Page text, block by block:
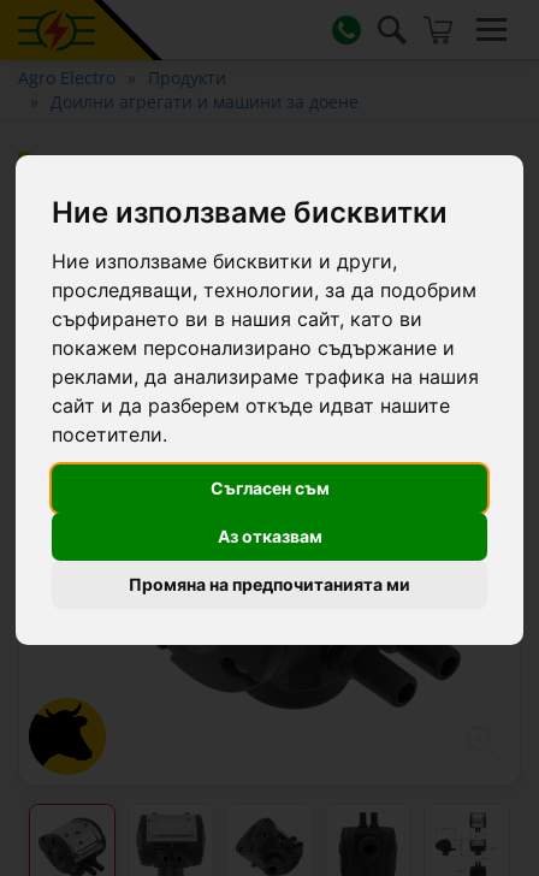
Ние използваме бисквитки
Ние използваме бисквитки и други,
проследяващи, технологии, за да подобрим
сърфирането ви в нашия сайт, като ви
покажем персонализирано съдържание и
реклами, да анализираме трафика на нашия
сайт и да разберем откъде идват нашите
посетители.
Съгласен съм
Аз отказвам
Промяна на предпочитанията ми
Agro Electro
Продукти
Доилни агрегати и машини за доене
Пулсатор за доилни агрегати
за крави, 60/40, 60 импулса/
минута